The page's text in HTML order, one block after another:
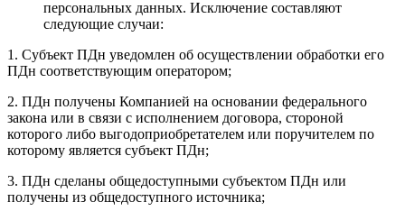
персональных данных. Исключение составляют
следующие случаи:
1. Субъект ПДн уведомлен об осуществлении обработки его
ПДн соответствующим оператором;
2. ПДн получены Компанией на основании федерального
закона или в связи с исполнением договора, стороной
которого либо выгодоприобретателем или поручителем по
которому является субъект ПДн;
3. ПДн сделаны общедоступными субъектом ПДн или
получены из общедоступного источника;